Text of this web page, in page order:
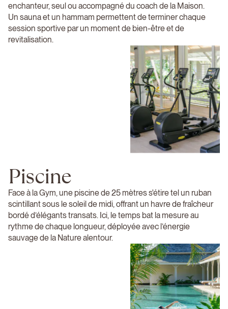
enchanteur, seul ou accompagné du coach de la Maison.
Un sauna et un hammam permettent de terminer chaque
session sportive par un moment de bien-être et de
revitalisation.
Piscine
Face à la Gym, une piscine de 25 mètres s'étire tel un ruban
scintillant sous le soleil de midi, offrant un havre de fraîcheur
bordé d’élégants transats. Ici, le temps bat la mesure au
rythme de chaque longueur, déployée avec l’énergie
sauvage de la Nature alentour.